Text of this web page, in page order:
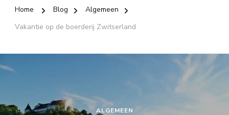
Home Blog
Algemeen
Vakantie op de boerderij Zwitserland
ALGEMEEN